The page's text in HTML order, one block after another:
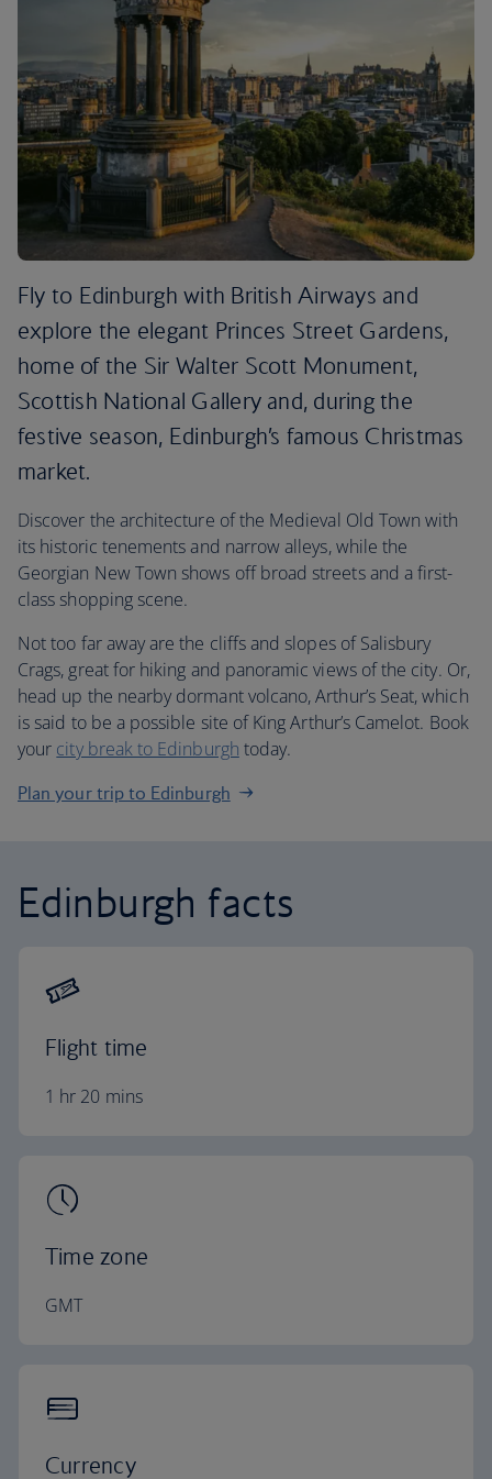
Fly to Edinburgh with British Airways and
explore the elegant Princes Street Gardens,
home of the Sir Walter Scott Monument,
Scottish National Gallery and, during the
festive season, Edinburgh’s famous Christmas
market.
Discover the architecture of the Medieval Old Town with
its historic tenements and narrow alleys, while the
Georgian New Town shows off broad streets and a first-
class shopping scene.
Not too far away are the cliffs and slopes of Salisbury
Crags, great for hiking and panoramic views of the city. Or,
head up the nearby dormant volcano, Arthur’s Seat, which
is said to be a possible site of King Arthur’s Camelot. Book
your city break to Edinburgh today.
Plan your trip to Edinburgh
Edinburgh facts
Flight time
1 hr 20 mins
Time zone
GMT
Currency